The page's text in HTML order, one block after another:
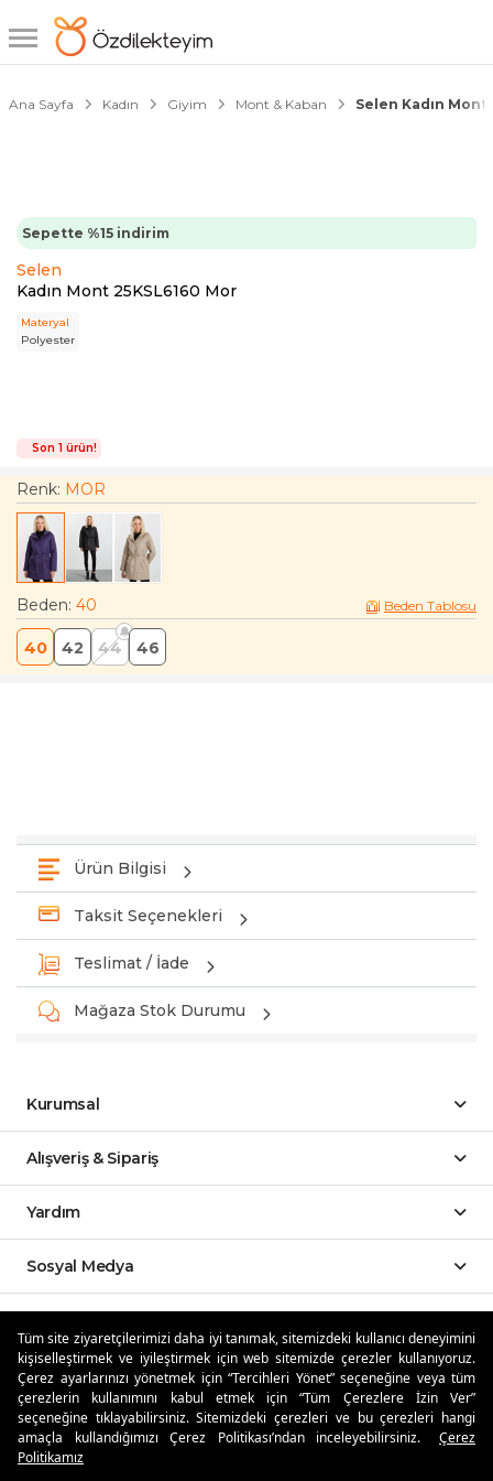
Tüm site ziyaretçilerimizi daha iyi tanımak, sitemizdeki kullanıcı deneyimini
kişiselleştirmek ve iyileştirmek için web sitemizde çerezler kullanıyoruz.
Çerez ayarlarınızı yönetmek için “Tercihleri Yönet” seçeneğine veya tüm
çerezlerin kullanımını kabul etmek için “Tüm Çerezlere İzin Ver”
seçeneğine tıklayabilirsiniz. Sitemizdeki çerezleri ve bu çerezleri hangi
amaçla kullandığımızı Çerez Politikası’ndan inceleyebilirsiniz.
Çerez
Politikamız
Ana Sayfa Kadın Giyim Mont & Kaban Selen Kadın Mont
Sepette %15 indirim
Selen
Kadın Mont 25KSL6160 Mor
Materyal
Polyester
1/2
Son 1 ürün!
Renk: MOR
Beden: 40 Beden Tablosu
40 42 44 46
Ürün Bilgisi
Taksit Seçenekleri
Teslimat / İade
Mağaza Stok Durumu
Kurumsal
Alışveriş & Sipariş
Yardım
Sosyal Medya
Özdilekteyim'de Taksit Avantajları
Güvenli Alışveriş